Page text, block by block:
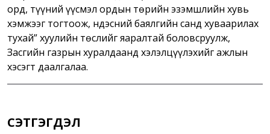
орд, түүний үүсмэл ордын төрийн эзэмшлийн хувь
хэмжээг тогтоож, Үндэсний баялгийн санд хуваарилах
тухай” хуулийн төслийг яаралтай боловсруулж,
Засгийн газрын хуралдаанд хэлэлцүүлэхийг ажлын
хэсэгт даалгалаа.
СЭТГЭГДЭЛ